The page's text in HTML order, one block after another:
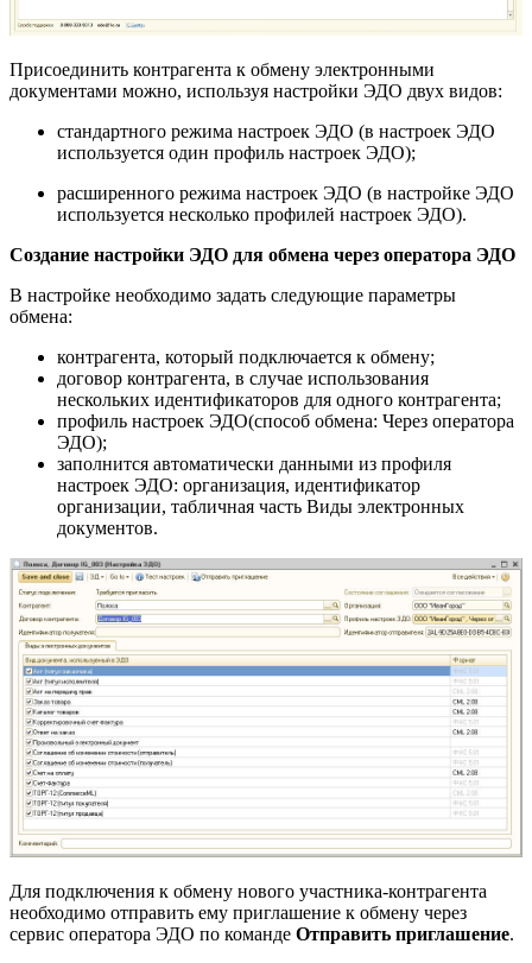
Присоединить контрагента к обмену электронными
документами можно, используя настройки ЭДО двух видов:
стандартного режима настроек ЭДО (в настроек ЭДО
используется один профиль настроек ЭДО);
расширенного режима настроек ЭДО (в настройке ЭДО
используется несколько профилей настроек ЭДО).
Создание настройки ЭДО для обмена через оператора ЭДО
В настройке необходимо задать следующие параметры
обмена:
контрагента, который подключается к обмену;
договор контрагента, в случае использования
нескольких идентификаторов для одного контрагента;
профиль настроек ЭДО(способ обмена: Через оператора
ЭДО);
заполнится автоматически данными из профиля
настроек ЭДО: организация, идентификатор
организации, табличная часть Виды электронных
документов.
Для подключения к обмену нового участника-контрагента
необходимо отправить ему приглашение к обмену через
сервис оператора ЭДО по команде Отправить приглашение.